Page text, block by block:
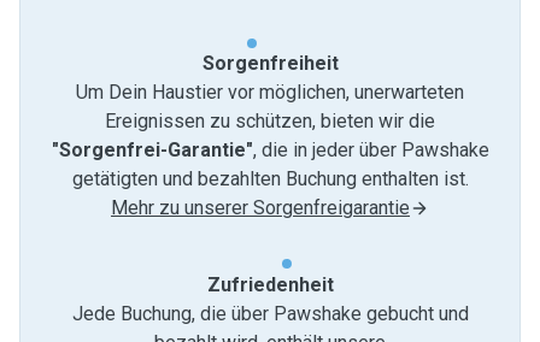
Sorgenfreiheit
Um Dein Haustier vor möglichen, unerwarteten
Ereignissen zu schützen, bieten wir die
"Sorgenfrei-Garantie", die in jeder über Pawshake
getätigten und bezahlten Buchung enthalten ist.
Mehr zu unserer Sorgenfreigarantie
Zufriedenheit
Jede Buchung, die über Pawshake gebucht und